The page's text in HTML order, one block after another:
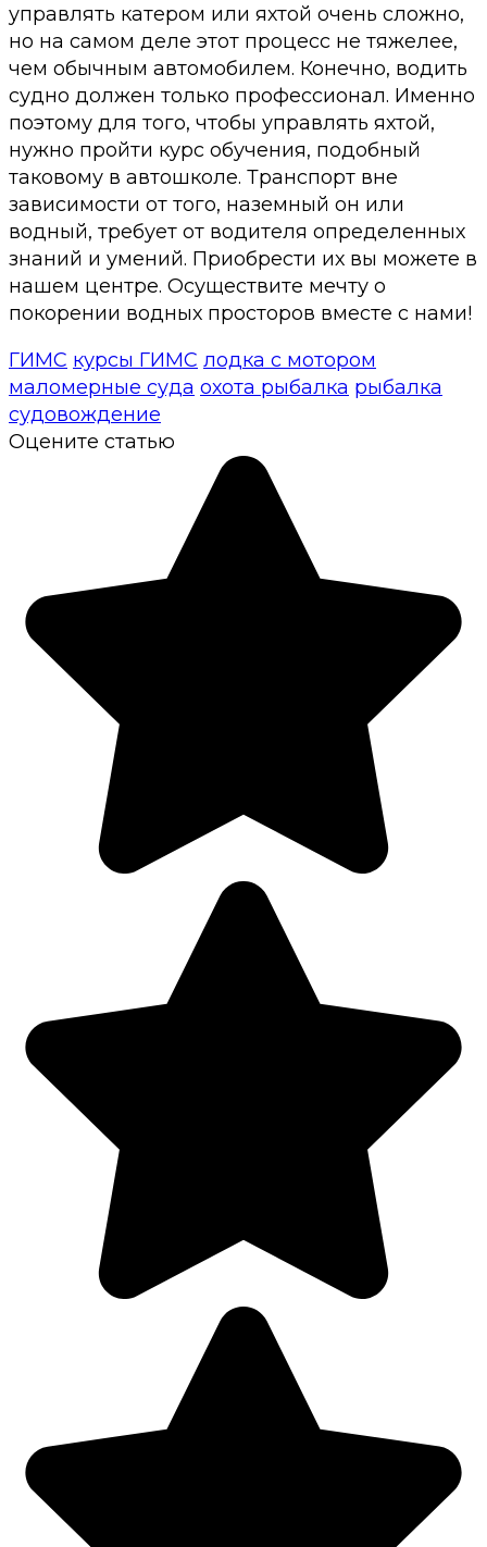
управлять катером или яхтой очень сложно,
но на самом деле этот процесс не тяжелее,
чем обычным автомобилем. Конечно, водить
судно должен только профессионал. Именно
поэтому для того, чтобы управлять яхтой,
нужно пройти курс обучения, подобный
таковому в автошколе. Транспорт вне
зависимости от того, наземный он или
водный, требует от водителя определенных
знаний и умений. Приобрести их вы можете в
нашем центре. Осуществите мечту о
покорении водных просторов вместе с нами!
ГИМС курсы ГИМС лодка с мотором
маломерные суда охота рыбалка рыбалка
судовождение
Оцените статью